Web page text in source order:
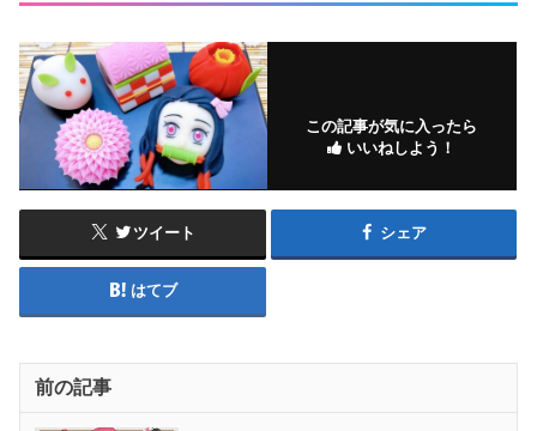
この記事が気に入ったら
いいねしよう！
ツイート シェア
はてブ
前の記事